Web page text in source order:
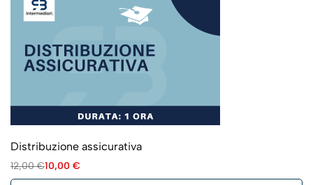
Distribuzione assicurativa
12,00€10,00 €